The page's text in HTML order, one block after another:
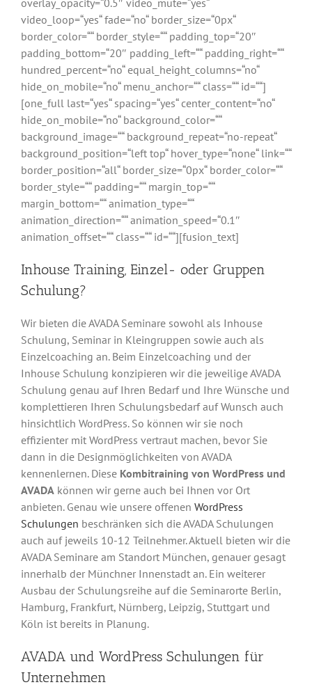
overlay_opacity=“0.5″ video_mute=“yes“
video_loop=“yes“ fade=“no“ border_size=“0px“
border_color=““ border_style=““ padding_top=“20″
padding_bottom=“20″ padding_left=““ padding_right=““
hundred_percent=“no“ equal_height_columns=“no“
hide_on_mobile=“no“ menu_anchor=““ class=““ id=““]
[one_full last=“yes“ spacing=“yes“ center_content=“no“
hide_on_mobile=“no“ background_color=““
background_image=““ background_repeat=“no-repeat“
background_position=“left top“ hover_type=“none“ link=““
border_position=“all“ border_size=“0px“ border_color=““
border_style=““ padding=““ margin_top=““
margin_bottom=““ animation_type=““
animation_direction=““ animation_speed=“0.1″
animation_offset=““ class=““ id=““][fusion_text]
Inhouse Training, Einzel- oder Gruppen
Schulung?
Wir bieten die AVADA Seminare sowohl als Inhouse
Schulung, Seminar in Kleingruppen sowie auch als
Einzelcoaching an. Beim Einzelcoaching und der
Inhouse Schulung konzipieren wir die jeweilige AVADA
Schulung genau auf Ihren Bedarf und Ihre Wünsche und
komplettieren Ihren Schulungsbedarf auf Wunsch auch
hinsichtlich WordPress. So können wir sie noch
effizienter mit WordPress vertraut machen, bevor Sie
dann in die Designmöglichkeiten von AVADA
kennenlernen. Diese Kombitraining von WordPress und
AVADA können wir gerne auch bei Ihnen vor Ort
anbieten. Genau wie unsere offenen WordPress
Schulungen beschränken sich die AVADA Schulungen
auch auf jeweils 10-12 Teilnehmer. Aktuell bieten wir die
AVADA Seminare am Standort München, genauer gesagt
innerhalb der Münchner Innenstadt an. Ein weiterer
Ausbau der Schulungsreihe auf die Seminarorte Berlin,
Hamburg, Frankfurt, Nürnberg, Leipzig, Stuttgart und
Köln ist bereits in Planung.
AVADA und WordPress Schulungen für
Unternehmen